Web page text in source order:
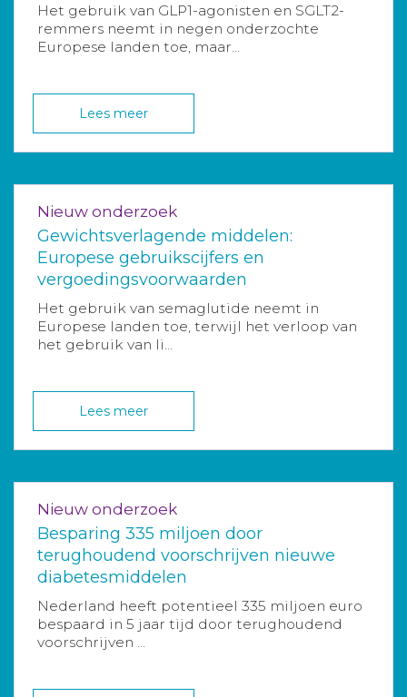
Het gebruik van GLP1-agonisten en SGLT2-
remmers neemt in negen onderzochte
Europese landen toe, maar...
Lees meer
Nieuw onderzoek
Gewichtsverlagende middelen:
Europese gebruikscijfers en
vergoedingsvoorwaarden
Het gebruik van semaglutide neemt in
Europese landen toe, terwijl het verloop van
het gebruik van li...
Lees meer
Nieuw onderzoek
Besparing 335 miljoen door
terughoudend voorschrijven nieuwe
diabetesmiddelen
Nederland heeft potentieel 335 miljoen euro
bespaard in 5 jaar tijd door terughoudend
voorschrijven ...